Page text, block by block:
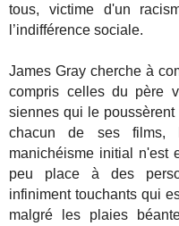
tous, victime d'un
l’indifférence sociale.
James Gray cherche à
compris celles du père
siennes qui le
chacun de ses films,
manichéisme initial n'est
peu place à des
infiniment touchants qui
malgré les plaies